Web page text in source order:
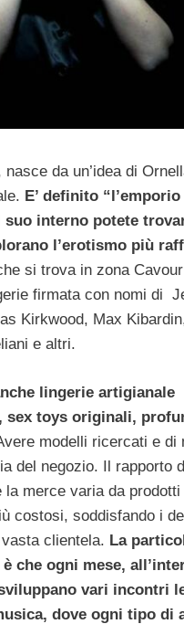
nasce da un’idea di
E’ definito
suo interno potete
l’erotismo più
si trova in zona
firmata con nomi di
Kirkwood, Max
e altri.
lingerie artigianale
sex toys originali,
modelli ricercati e di
del negozio. Il rapporto
la merce varia da prodotti
costosi, soddisfando i
clientela. La
che ogni mese,
vari incontri
dove ogni tipo di